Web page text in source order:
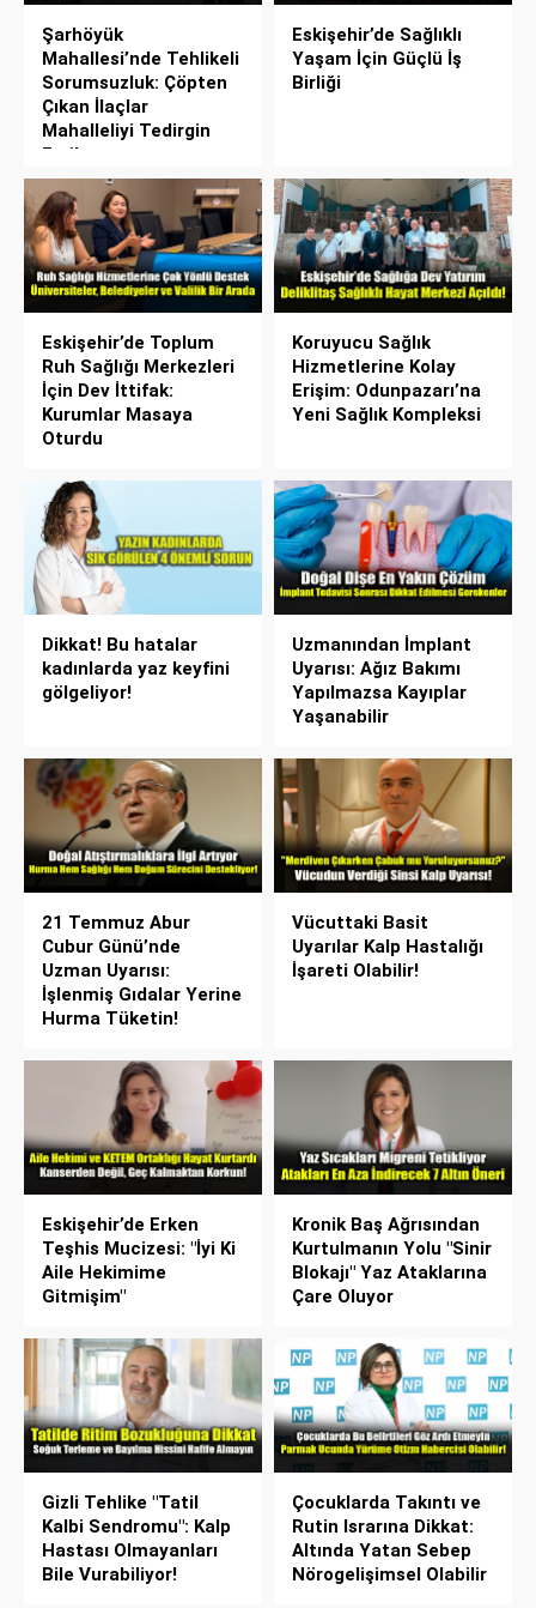
Şarhöyük
Mahallesi’nde Tehlikeli
Sorumsuzluk: Çöpten
Çıkan İlaçlar
Mahalleliyi Tedirgin
Etti!
Eskişehir’de Sağlıklı
Yaşam İçin Güçlü İş
Birliği
Eskişehir’de Toplum
Ruh Sağlığı Merkezleri
İçin Dev İttifak:
Kurumlar Masaya
Oturdu
Koruyucu Sağlık
Hizmetlerine Kolay
Erişim: Odunpazarı’na
Yeni Sağlık Kompleksi
Dikkat! Bu hatalar
kadınlarda yaz keyfini
gölgeliyor!
Uzmanından İmplant
Uyarısı: Ağız Bakımı
Yapılmazsa Kayıplar
Yaşanabilir
21 Temmuz Abur
Cubur Günü’nde
Uzman Uyarısı:
İşlenmiş Gıdalar Yerine
Hurma Tüketin!
Vücuttaki Basit
Uyarılar Kalp Hastalığı
İşareti Olabilir!
Eskişehir’de Erken
Teşhis Mucizesi: "İyi Ki
Aile Hekimime
Gitmişim"
Kronik Baş Ağrısından
Kurtulmanın Yolu "Sinir
Blokajı" Yaz Ataklarına
Çare Oluyor
Gizli Tehlike "Tatil
Kalbi Sendromu": Kalp
Hastası Olmayanları
Bile Vurabiliyor!
Çocuklarda Takıntı ve
Rutin Israrına Dikkat:
Altında Yatan Sebep
Nörogelişimsel Olabilir